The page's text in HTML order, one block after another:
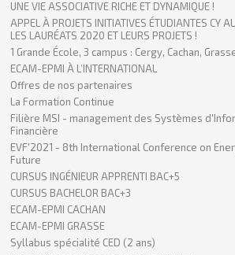
UNE VIE ASSOCIATIVE RICHE ET DYNAMIQUE !
APPEL À PROJETS INITIATIVES ÉTUDIANTES CY
LES LAURÉATS 2020 ET LEURS PROJETS !
1 Grande École, 3 campus : Cergy, Cachan,
ECAM-EPMI À L’INTERNATIONAL
Offres de nos partenaires
La Formation Continue
Filière MSI - management des Systèmes
Financière
EVF'2021 - 8th International Conference on
Future
CURSUS INGÉNIEUR APPRENTI BAC+5
CURSUS BACHELOR BAC+3
ECAM-EPMI CACHAN
ECAM-EPMI GRASSE
Syllabus spécialité CED (2 ans)